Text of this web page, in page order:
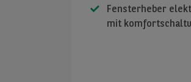
Fensterheber
mit